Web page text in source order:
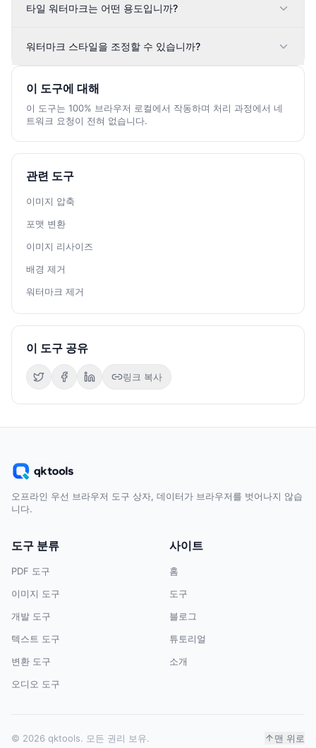
타일 워터마크는 어떤 용도입니까?
워터마크 스타일을 조정할 수 있습니까?
이 도구에 대해
이 도구는 100% 브라우저 로컬에서 작동하며 처리 과정에서 네
트워크 요청이 전혀 없습니다.
관련 도구
이미지 압축
포맷 변환
이미지 리사이즈
배경 제거
워터마크 제거
이 도구 공유
링크 복사
오프라인 우선 브라우저 도구 상자, 데이터가 브라우저를 벗어나지 않습
니다.
도구 분류
PDF 도구
이미지 도구
개발 도구
텍스트 도구
변환 도구
오디오 도구
사이트
홈
도구
블로그
튜토리얼
소개
© 2026 qktools. 모든 권리 보유. 맨 위로